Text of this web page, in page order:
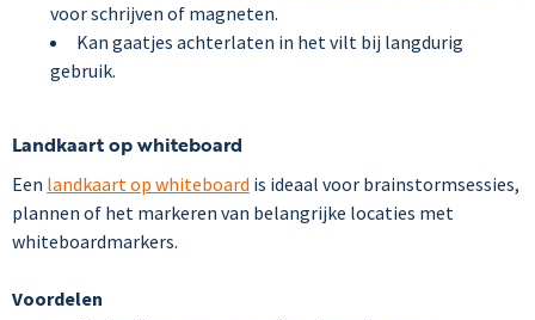
voor schrijven of magneten.
Kan gaatjes achterlaten in het vilt bij langdurig
gebruik.
Landkaart op whiteboard
Een landkaart op whiteboard is ideaal voor brainstormsessies,
plannen of het markeren van belangrijke locaties met
whiteboardmarkers.
Voordelen